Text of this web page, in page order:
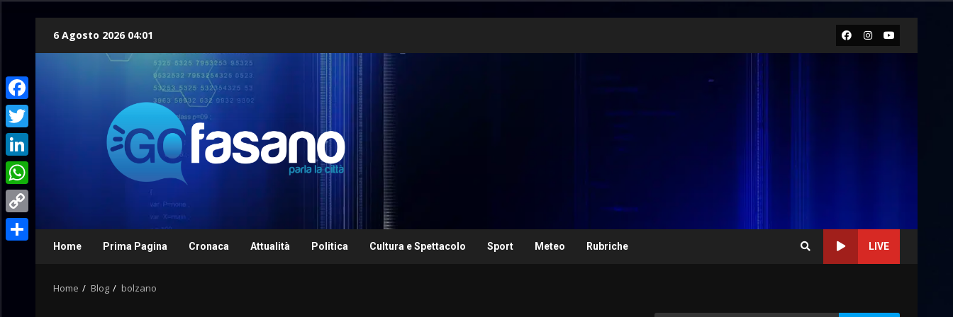
6 Agosto 2026 04:01 Facebook
Instagram
Youtube
Home Prima Pagina Cronaca Attualità Politica Cultura e Spettacolo Sport Meteo Rubriche LIVE
Home Blog bolzano
Facebook
Twitter
LinkedIn
WhatsApp
Copy